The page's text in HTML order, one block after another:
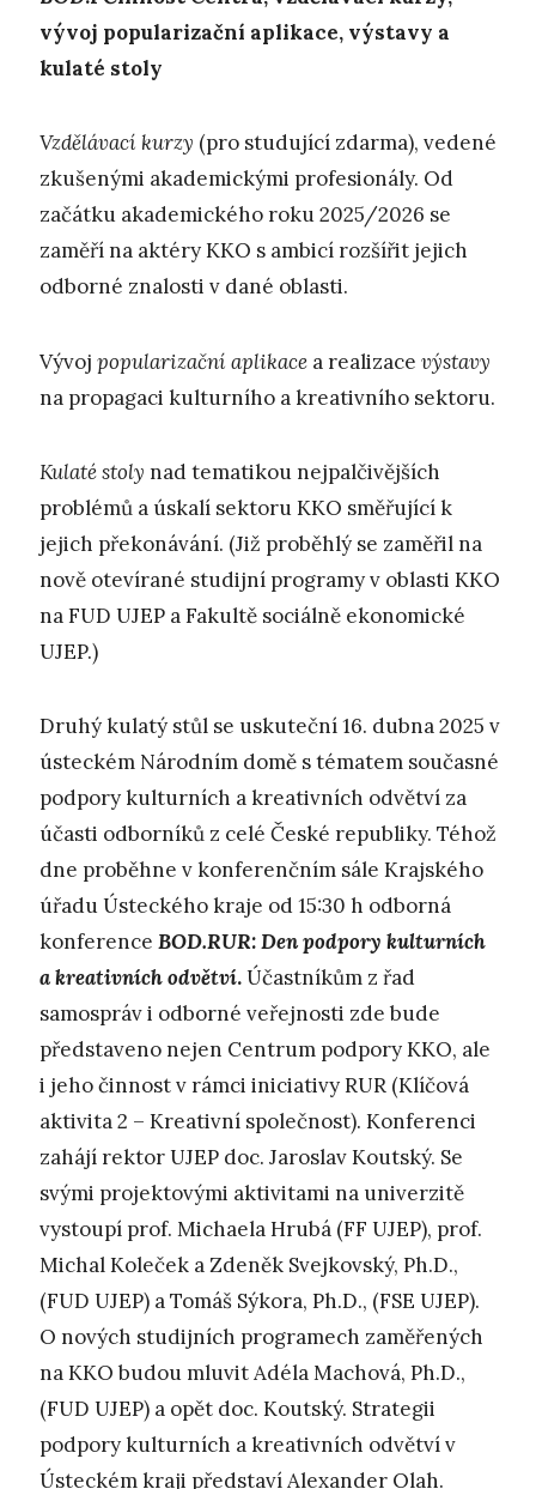
vývoj popularizační aplikace, výstavy a
kulaté stoly
Vzdělávací kurzy (pro studující zdarma), vedené
zkušenými akademickými profesionály. Od
začátku akademického roku 2025/2026 se
zaměří na aktéry KKO s ambicí rozšířit jejich
odborné znalosti v dané oblasti.
Vývoj popularizační aplikace a realizace výstavy
na propagaci kulturního a kreativního sektoru.
Kulaté stoly nad tematikou nejpalčivějších
problémů a úskalí sektoru KKO směřující k
jejich překonávání. (Již proběhlý se zaměřil na
nově otevírané studijní programy v oblasti KKO
na FUD UJEP a Fakultě sociálně ekonomické
UJEP.)
Druhý kulatý stůl se uskuteční 16. dubna 2025 v
ústeckém Národním domě s tématem současné
podpory kulturních a kreativních odvětví za
účasti odborníků z celé České republiky. Téhož
dne proběhne v konferenčním sále Krajského
úřadu Ústeckého kraje od 15:30 h odborná
konference BOD.RUR: Den podpory kulturních
a kreativních odvětví.Účastníkům z řad
samospráv i odborné veřejnosti zde bude
představeno nejen Centrum podpory KKO, ale
i jeho činnost v rámci iniciativy RUR (Klíčová
aktivita 2 – Kreativní společnost). Konferenci
zahájí rektor UJEP doc. Jaroslav Koutský. Se
svými projektovými aktivitami na univerzitě
vystoupí prof. Michaela Hrubá (FF UJEP), prof.
Michal Koleček a Zdeněk Svejkovský, Ph.D.,
(FUD UJEP) a Tomáš Sýkora, Ph.D., (FSE UJEP).
O nových studijních programech zaměřených
na KKO budou mluvit Adéla Machová, Ph.D.,
(FUD UJEP) a opět doc. Koutský. Strategii
podpory kulturních a kreativních odvětví v
Ústeckém kraji představí Alexander Olah.